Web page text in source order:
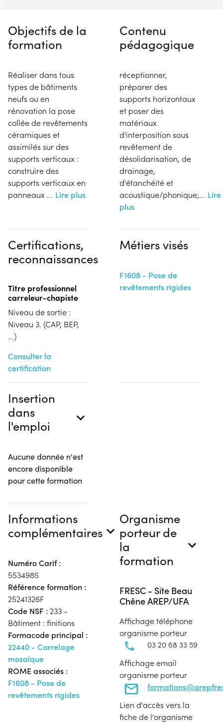
Objectifs de la
formation
Réaliser dans tous
types de bâtiments
neufs ou en
rénovation la pose
collée de revêtements
céramiques et
assimilés sur des
supports verticaux :
construire des
supports verticaux en
panneaux ... Lire plus
Contenu
pédagogique
réceptionner,
préparer des
supports horizontaux
et poser des
matériaux
d'interposition sous
revêtement de
désolidarisation, de
drainage,
d'étanchéité et
acoustique/phonique;... Lire
plus
Certifications,
reconnaissances
Titre professionnel
carreleur-chapiste
Niveau de sortie :
Niveau 3. (CAP, BEP,
...)
Consulter la
certification
Métiers visés
F1608 - Pose de
revêtements rigides
Insertion
dans
l'emploi
Aucune donnée n'est
encore disponible
pour cette formation
Informations
complémentaires
Numéro Carif :
553498S
Référence formation :
25241326F
Code NSF : 233 -
Bâtiment : finitions
Formacode principal :
22440 - Carrelage
mosaïque
ROME associés :
F1608 - Pose de
revêtements rigides
Organisme
porteur de
la
formation
FRESC - Site Beau
Chêne AREP/UFA
Affichage téléphone
organisme porteur
03 20 68 33 59
Affichage email
organisme porteur
Lien d'accès vers la
fiche de l'organisme